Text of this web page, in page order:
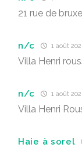
21 rue de
n/c 1 août
Villa Henri
n/c 1 août
Villa Henri
Haie à sorel